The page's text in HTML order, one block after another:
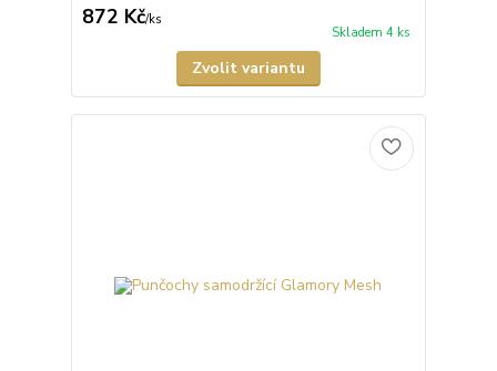
872 Kč/ks
Skladem 4 ks
Zvolit variantu